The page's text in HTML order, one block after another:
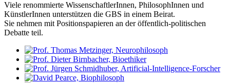
Viele renommierte WissenschaftlerInnen, PhilosophInnen und
KünstlerInnen unterstützen die GBS in einem Beirat.
Sie nehmen mit Positionspapieren an der öffentlich-politischen
Debatte teil.